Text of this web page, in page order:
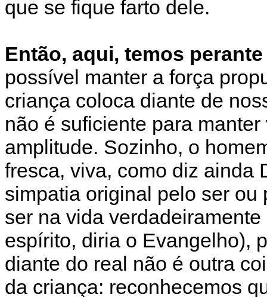
que se fique farto dele.
Então, aqui, temos
possível manter a força
criança coloca diante de
não é suficiente para
amplitude. Sozinho, o
fresca, viva, como diz ainda
simpatia original pelo ser
ser na vida
espírito, diria o Evangelho),
diante do real não é outra
da criança: reconhecemos